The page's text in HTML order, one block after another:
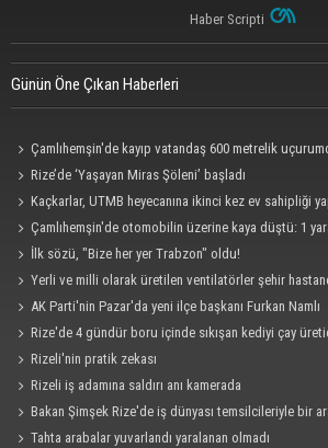
Haber Scripti
Günün Öne Çıkan Haberleri
Çamlıhemşin'de kayıp vatandaş 600 metrelik
Rize’de ‘Yaşayan Miras Şöleni’ başladı
Kaçkarlar, UTMB heyecanına ikinci kez ev sahipliği
Çamlıhemşin'de otomobilin üzerine kaya düştü: 1
İlk sözü, "Bize her yer Trabzon" oldu!
Yerli ve milli olarak üretilen ventilatörler şehir
AK Parti'nin Pazar'da yeni ilçe başkanı Furkan Namlı
Rize'de 4 gündür boru içinde sıkışan kediyi çay
Rizeli'nin pratik zekası
Rizeli iş adamına saldırı anı kamerada
Bakan Şimşek Rize'de iş dünyası temsilcileriyle bir
Tahta arabalar yuvarlandı yaralanan olmadı